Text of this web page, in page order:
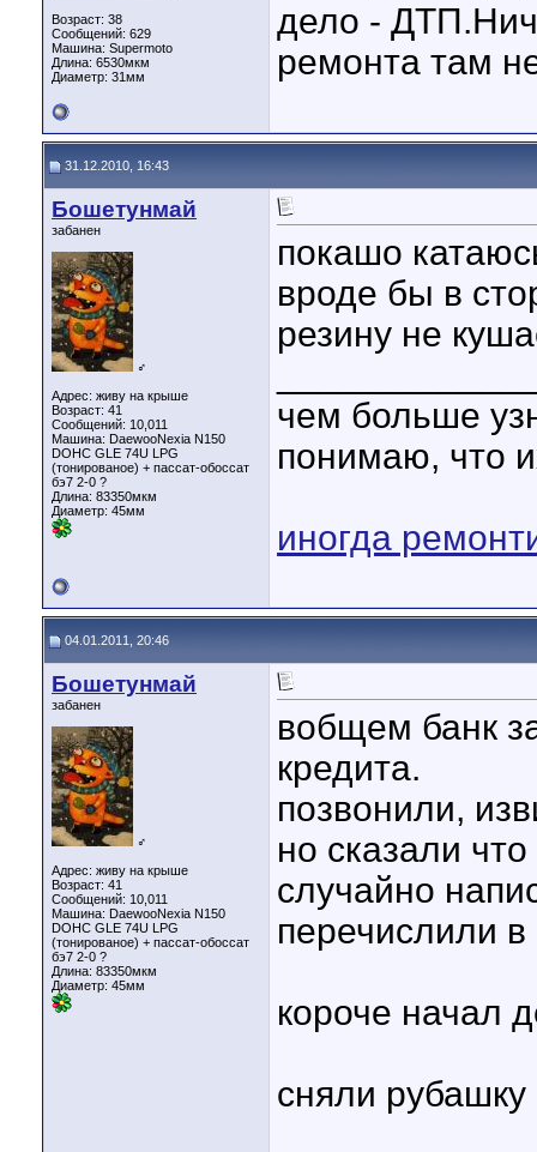
Возраст: 38
Сообщений: 629
Машина: Supermoto
Длина: 6530мкм
Диаметр: 31мм
дело -
ремонта там
31.12.2010, 16:43
Бошетунмай
забанен
♂
Адрес: живу на крыше
Возраст: 41
Сообщений: 10,011
Машина: DaewooNexia N150
DOHC GLE 74U LPG
(тонированое) + пассат-обоссат
бэ7 2-0 ?
Длина: 83350мкм
Диаметр: 45мм
покашо
вроде бы в
резину не
чем больше
понимаю, что
иногда
04.01.2011, 20:46
Бошетунмай
забанен
♂
Адрес: живу на крыше
Возраст: 41
Сообщений: 10,011
Машина: DaewooNexia N150
DOHC GLE 74U LPG
(тонированое) + пассат-обоссат
бэ7 2-0 ?
Длина: 83350мкм
Диаметр: 45мм
вобщем банк
кредита.
позвонили,
но сказали
случайно
перечислили
короче начал
сняли рубашку